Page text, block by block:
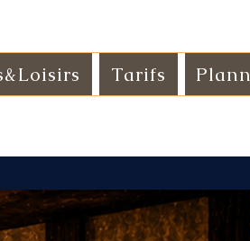
Tarifs